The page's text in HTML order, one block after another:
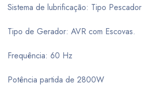
Sistema de lubrificação: Tipo Pescador
Tipo de Gerador: AVR com Escovas.
Frequência: 60 Hz
Potência partida de 2800W